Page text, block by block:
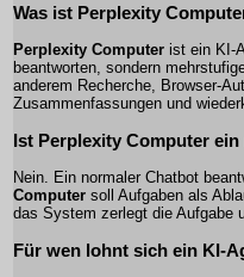
Was ist Perplexity
Perplexity Computer ist ein KI-
beantworten, sondern
anderem Recherche, Browser-
Zusammenfassungen und
Ist Perplexity Computer
Nein. Ein normaler Chatbot
Computer soll Aufgaben als
das System zerlegt die Aufgabe
Für wen lohnt sich ein KI-